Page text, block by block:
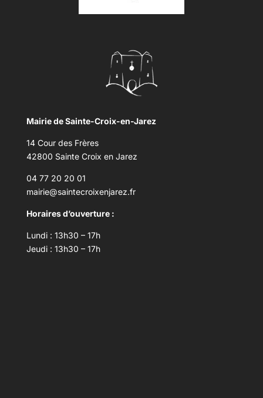
Mairie de Sainte-Croix-en-Jarez
14 Cour des Frères
42800 Sainte Croix en Jarez
04 77 20 20 01
mairie@saintecroixenjarez.fr
Horaires d’ouverture :
Lundi : 13h30 – 17h
Jeudi : 13h30 – 17h